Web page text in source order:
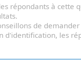
répondants à cette
de
d'identification, les